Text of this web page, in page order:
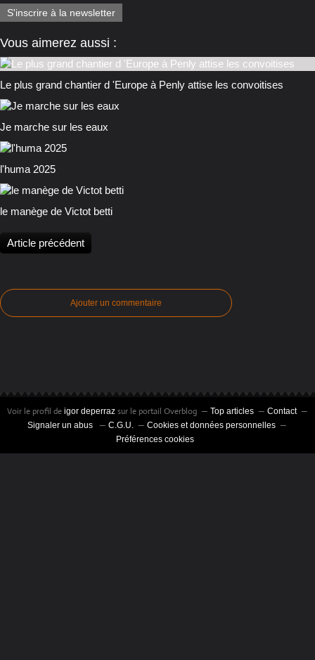
S'inscrire à la newsletter
Vous aimerez aussi :
Le plus grand chantier d 'Europe à Penly attise les convoitises
Je marche sur les eaux
l'huma 2025
le manège de Victot betti
Article précédent
Ajouter un commentaire
Voir le profil de igor deperraz sur le portail Overblog Top articles
Contact
Signaler un abus
C.G.U.
Cookies et données personnelles
Préférences cookies